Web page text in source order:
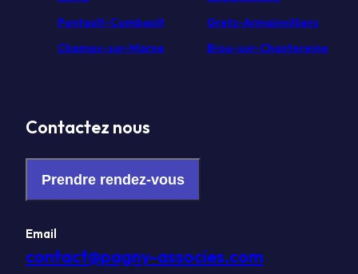
Pontault-Combault
Gretz-Armainvilliers
Champs-sur-Marne
Brou-sur-Chantereine
Contactez nous
Prendre rendez-vous
Email
contact@pagny-associes.com